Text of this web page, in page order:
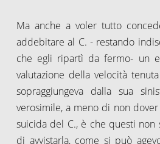
Ma anche a voler tutto
addebitare al C. - restando
che egli ripartì da fermo- un
valutazione della velocità
sopraggiungeva dalla sua
verosimile, a meno di non
suicida del C., è che questi non
di avvistarla, come si può